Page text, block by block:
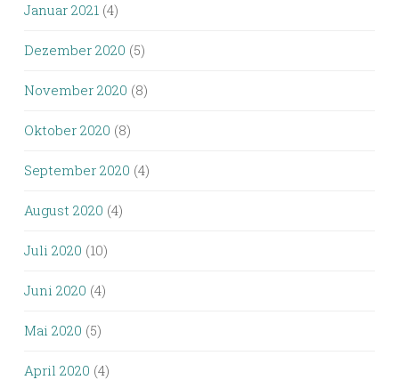
Januar 2021 (4)
Dezember 2020 (5)
November 2020 (8)
Oktober 2020 (8)
September 2020 (4)
August 2020 (4)
Juli 2020 (10)
Juni 2020 (4)
Mai 2020 (5)
April 2020 (4)